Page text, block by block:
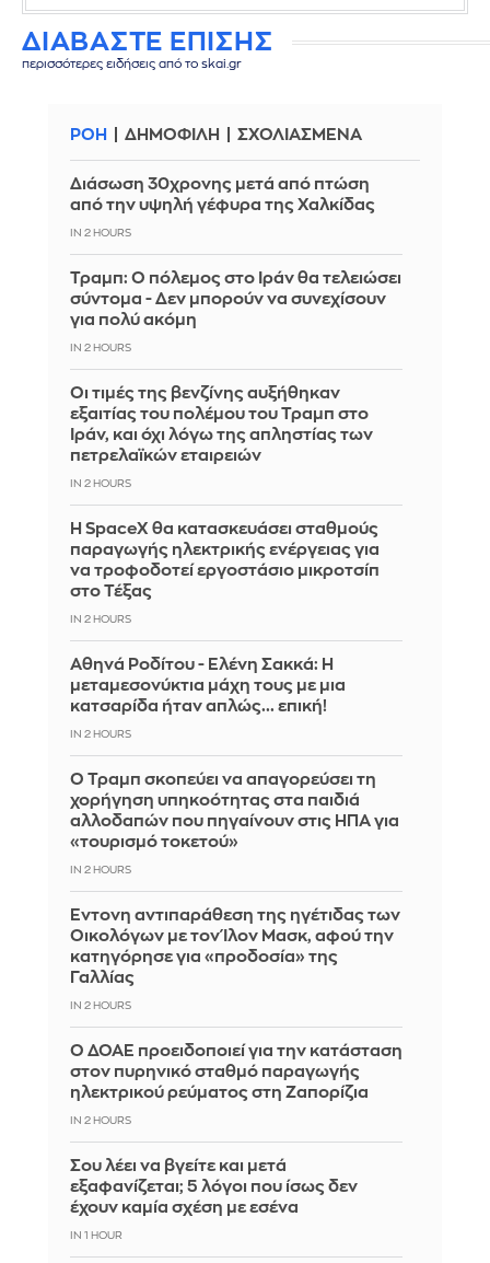
ΔΙΑΒΑΣΤΕ ΕΠΙΣΗΣ
περισσότερες ειδήσεις από το skai.gr
ΡΟΗ ΔΗΜΟΦΙΛΗ ΣΧΟΛΙΑΣΜΕΝΑ
Διάσωση 30χρονης μετά από πτώση
από την υψηλή γέφυρα της Χαλκίδας
IN 2 HOURS
Τραμπ: Ο πόλεμος στο Ιράν θα τελειώσει
σύντομα - Δεν μπορούν να συνεχίσουν
για πολύ ακόμη
IN 2 HOURS
Οι τιμές της βενζίνης αυξήθηκαν
εξαιτίας του πολέμου του Τραμπ στο
Ιράν, και όχι λόγω της απληστίας των
πετρελαϊκών εταιρειών
IN 2 HOURS
Η SpaceX θα κατασκευάσει σταθμούς
παραγωγής ηλεκτρικής ενέργειας για
να τροφοδοτεί εργοστάσιο μικροτσίπ
στο Τέξας
IN 2 HOURS
Αθηνά Ροδίτου - Ελένη Σακκά: Η
μεταμεσονύκτια μάχη τους με μια
κατσαρίδα ήταν απλώς... επική!
IN 2 HOURS
Ο Τραμπ σκοπεύει να απαγορεύσει τη
χορήγηση υπηκοότητας στα παιδιά
αλλοδαπών που πηγαίνουν στις ΗΠΑ για
«τουρισμό τοκετού»
IN 2 HOURS
Έντονη αντιπαράθεση της ηγέτιδας των
Οικολόγων με τον Ίλον Μασκ, αφού την
κατηγόρησε για «προδοσία» της
Γαλλίας
IN 2 HOURS
Ο ΔΟΑΕ προειδοποιεί για την κατάσταση
στον πυρηνικό σταθμό παραγωγής
ηλεκτρικού ρεύματος στη Ζαπορίζια
IN 2 HOURS
Σου λέει να βγείτε και μετά
εξαφανίζεται; 5 λόγοι που ίσως δεν
έχουν καμία σχέση με εσένα
IN 1 HOUR